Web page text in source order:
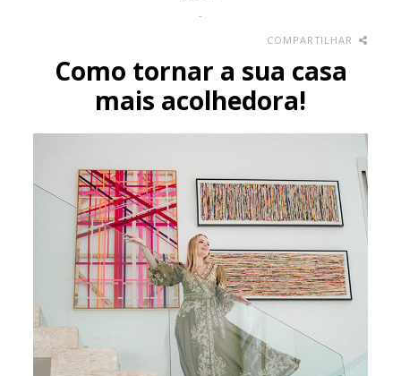
-
COMPARTILHAR
Como tornar a sua casa
mais acolhedora!